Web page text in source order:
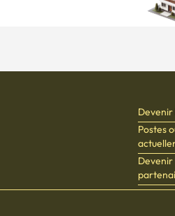
Devenir